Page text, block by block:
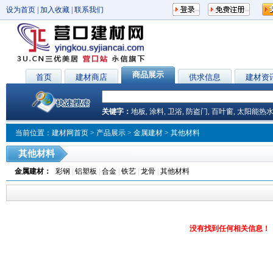
设为首页 加入收藏 联系我们
首页 建材商店 商品展示 供求信息 建材资
关键字： 地板, 涂料, 卫浴, 防盗门, 百叶窗, 太阳能热
当前位置： 建材网首页 > 产品展示 > 金属建材 > 其他材料
其他材料
金属建材： 彩钢 铝塑板 合金 铁艺 龙骨 其他材料
没有找到任何相关信息！